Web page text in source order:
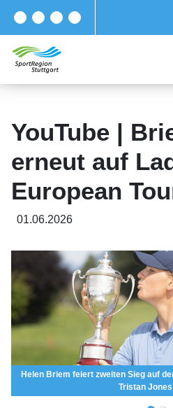
YouTube |
erneut auf
European
01.06.2026
Helen Briem feiert zweiten Sieg auf
Tristan Jones